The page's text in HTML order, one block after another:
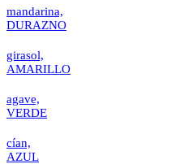
mandarina,
DURAZNO
girasol,
AMARILLO
agave,
VERDE
cían,
AZUL